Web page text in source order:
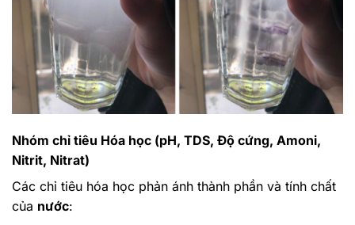
Nhóm chỉ tiêu Hóa học (pH, TDS, Độ cứng, Amoni,
Nitrit, Nitrat)
Các chỉ tiêu hóa học phản ánh thành phần và tính chất
của nước: